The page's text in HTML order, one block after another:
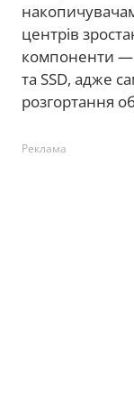
центрів
компоненти —
та SSD, адже
розгортання
Реклама